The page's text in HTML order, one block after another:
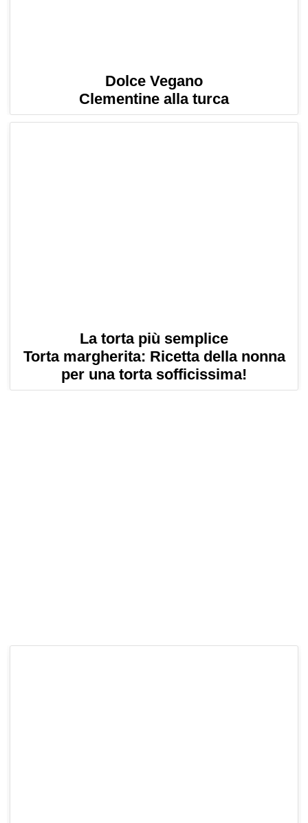
Dolce Vegano
Clementine alla turca
La torta più semplice
Torta margherita: Ricetta della nonna
per una torta sofficissima!